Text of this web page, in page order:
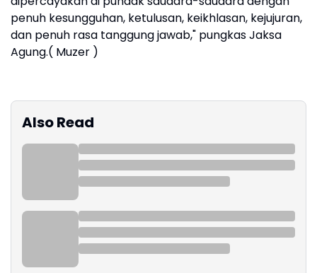
penuh kesungguhan, ketulusan, keikhlasan, kejujuran,
dan penuh rasa tanggung jawab," pungkas Jaksa
Agung.( Muzer )
Also Read